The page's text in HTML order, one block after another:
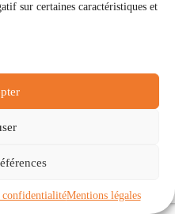
sur certaines caractéristiques et
Mentions légales
(UE)